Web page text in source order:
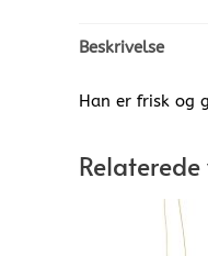
Beskrivelse
Han er frisk og